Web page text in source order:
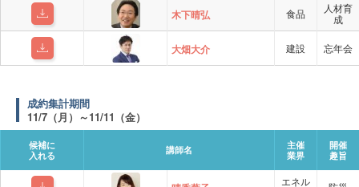
木下晴弘 食品
人材育
成
大畑大介 建設 忘年会
成約集計期間
11/7（月）～11/11（金）
候補に
入れる
講師名
主催
業界
開催
趣旨
エネル